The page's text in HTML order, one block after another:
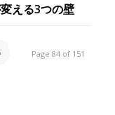
える3つの壁
Page 84 of 151